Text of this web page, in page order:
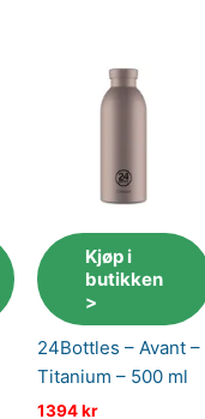
Kjøp i
butikken
>
24Bottles – Avant –
Titanium – 500 ml
1394kr